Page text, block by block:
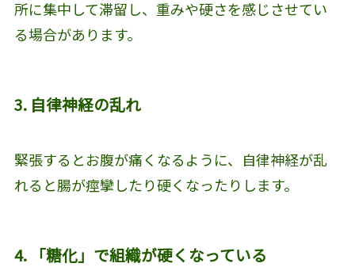
所に集中して滞留し、重みや硬さを感じさせてい
る場合があります。
3. 自律神経の乱れ
緊張するとお腹が痛くなるように、自律神経が乱
れると腸が痙攣したり硬くなったりします。
4. 「糖化」で組織が硬くなっている